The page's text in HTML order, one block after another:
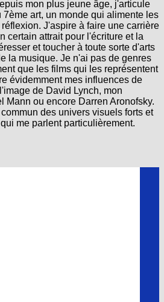
J'aspire à faire une carrière
certain attrait pour l'écriture et la
et toucher à toute sorte d'arts
la musique. Je n'ai pas de genres
que les films qui les représentent
évidemment mes influences de
de David Lynch, mon
ou encore Darren Aronofsky.
des univers visuels forts et
me parlent particulièrement.